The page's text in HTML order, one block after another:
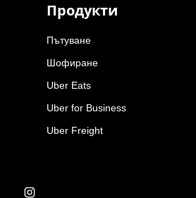
Продукти
Пътуване
Шофиране
Uber Eats
Uber for Business
Uber Freight